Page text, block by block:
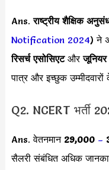
Ans.राष्ट्रीय शैक्षिक
Notification 2024) ने
रिसर्च एसोसिएटऔर
पात्र और इच्छुक
Q2. NCERT भर्ती
Ans. वेतनमान 29,000 –
सैलरी संबंधित अधिक